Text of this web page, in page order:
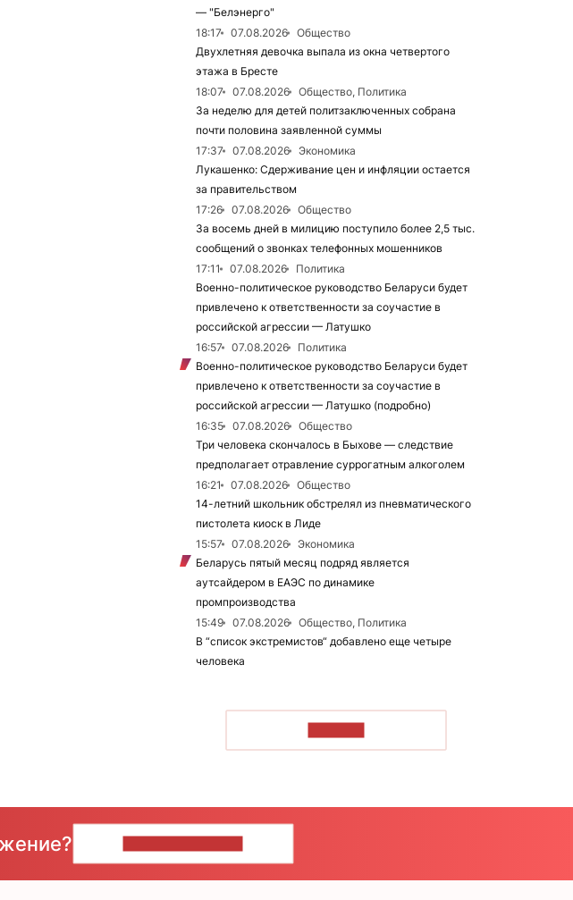
— "Белэнерго"
18:17
07.08.2026
Общество
Двухлетняя девочка выпала из окна четвертого
этажа в Бресте
18:07
07.08.2026
Общество, Политика
За неделю для детей политзаключенных собрана
почти половина заявленной суммы
17:37
07.08.2026
Экономика
Лукашенко: Сдерживание цен и инфляции остается
за правительством
17:26
07.08.2026
Общество
За восемь дней в милицию поступило более 2,5 тыс.
сообщений о звонках телефонных мошенников
17:11
07.08.2026
Политика
Военно-политическое руководство Беларуси будет
привлечено к ответственности за соучастие в
российской агрессии — Латушко
16:57
07.08.2026
Политика
Военно-политическое руководство Беларуси будет
привлечено к ответственности за соучастие в
российской агрессии — Латушко (подробно)
16:35
07.08.2026
Общество
Три человека скончалось в Быхове — следствие
предполагает отравление суррогатным алкоголем
16:21
07.08.2026
Общество
14-летний школьник обстрелял из пневматического
пистолета киоск в Лиде
15:57
07.08.2026
Экономика
Беларусь пятый месяц подряд является
аутсайдером в ЕАЭС по динамике
промпроизводства
15:49
07.08.2026
Общество, Политика
В “список экстремистов“ добавлено еще четыре
человека